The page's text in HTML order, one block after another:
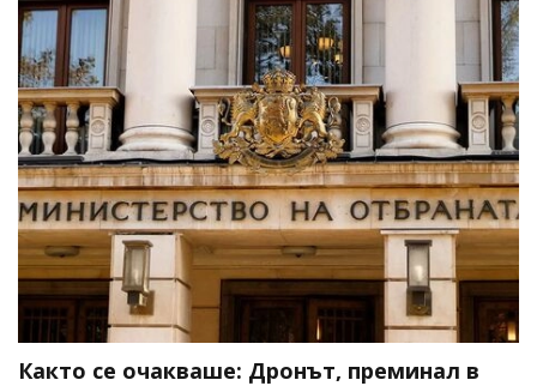
Както се очакваше: Дронът, преминал в